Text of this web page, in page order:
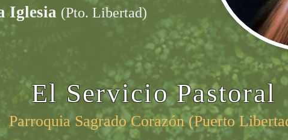
Iglesia (Pto. Libertad)
El Servicio Pastoral
Parroquia Sagrado Corazón (Puerto